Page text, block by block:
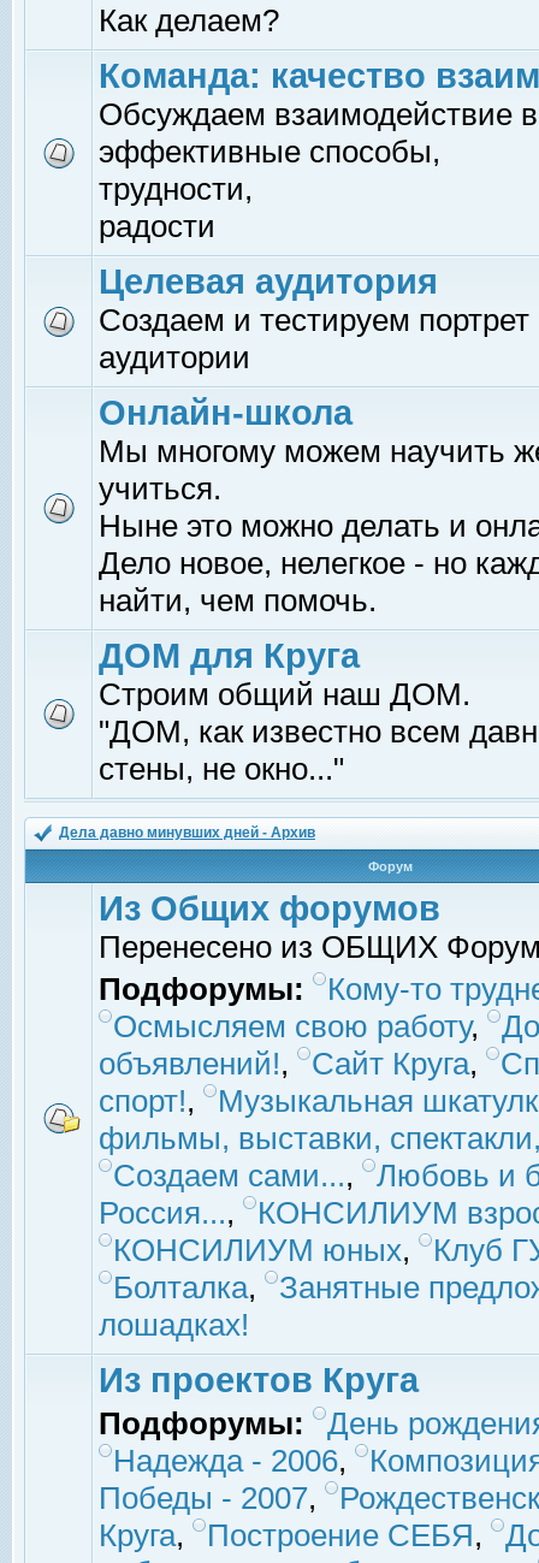
Как делаем?
Команда: качество
Обсуждаем взаимодействие
эффективные способы,
трудности,
радости
Целевая аудитория
Создаем и тестируем
аудитории
Онлайн-школа
Мы многому можем научить
учиться.
Ныне это можно делать и
Дело новое, нелегкое - но
найти, чем помочь.
ДОМ для Круга
Строим общий наш ДОМ.
"ДОМ, как известно всем
стены, не окно..."
Дела давно минувших дней - Архив
Форум
Из Общих форумов
Перенесено из ОБЩИХ
Подфорумы:
Кому-то
Осмысляем свою работу,
объявлений!, Сайт Круга,
спорт!,
Музыкальная
фильмы, выставки,
Создаем сами...,
Любовь и
Россия...,
КОНСИЛИУМ
КОНСИЛИУМ юных,
Клуб
Болталка,
Занятные
лошадках!
Из проектов Круга
Подфорумы:
День
Надежда - 2006,
Победы - 2007,
Круга, Построение СЕБЯ,